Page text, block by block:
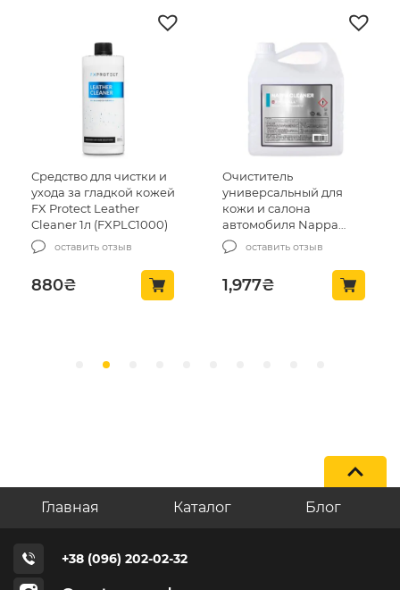
Средство для чистки и
ухода за гладкой кожей
FX Protect Leather
Cleaner 1л (FXPLC1000)
оставить отзыв
880₴
Очиститель
универсальный для
кожи и салона
автомобиля Nappa
Cleaner FIREBALL 4л
(215035)
оставить отзыв
1,977₴
Главная Каталог Блог
+38 (096) 202-02-32